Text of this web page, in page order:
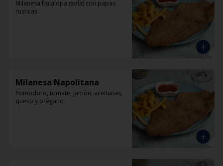
Milanesa Escalopa (sola) con papas
rusticas
Milanesa Napolitana
Pomodoro, tomate, jamón, aceitunas,
queso y orégano.